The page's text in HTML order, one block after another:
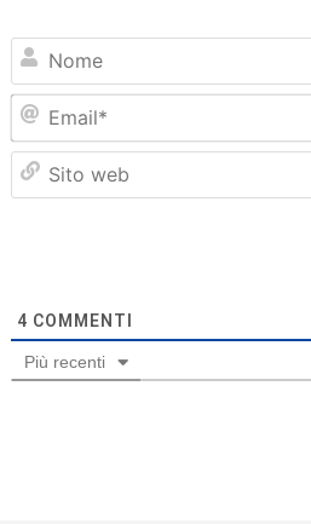
4 COMMENTI
Più recenti